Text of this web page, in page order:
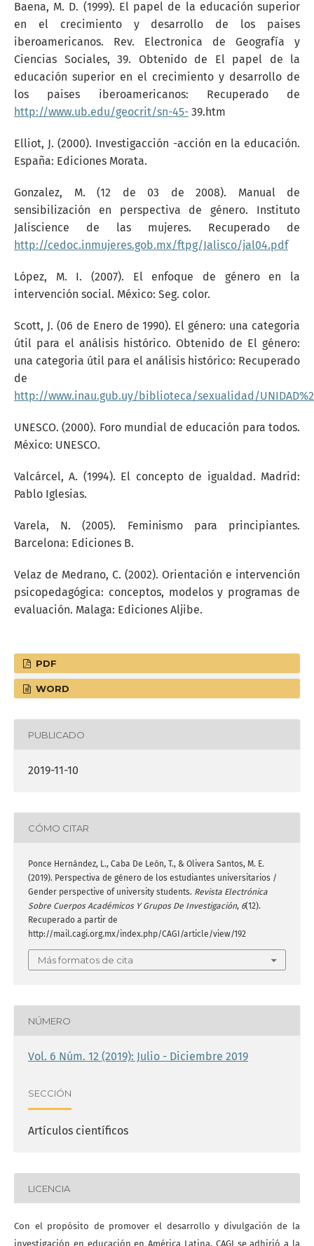
Baena, M. D. (1999). El papel de la educación superior
en el crecimiento y desarrollo de los paises
iberoamericanos. Rev. Electronica de Geografía y
Ciencias Sociales, 39. Obtenido de El papel de la
educación superior en el crecimiento y desarrollo de
los paises iberoamericanos: Recuperado de
http://www.ub.edu/geocrit/sn-45- 39.htm
Elliot, J. (2000). Investigacción -acción en la educación.
España: Ediciones Morata.
Gonzalez, M. (12 de 03 de 2008). Manual de
sensibilización en perspectiva de género. Instituto
Jaliscience de las mujeres. Recuperado de
http://cedoc.inmujeres.gob.mx/ftpg/Jalisco/jal04.pdf
López, M. I. (2007). El enfoque de género en la
intervención social. México: Seg. color.
Scott, J. (06 de Enero de 1990). El género: una categoria
útil para el análisis histórico. Obtenido de El género:
una categoria útil para el análisis histórico: Recuperado
de
http://www.inau.gub.uy/biblioteca/sexualidad/
UNESCO. (2000). Foro mundial de educación para todos.
México: UNESCO.
Valcárcel, A. (1994). El concepto de igualdad. Madrid:
Pablo Iglesias.
Varela, N. (2005). Feminismo para principiantes.
Barcelona: Ediciones B.
Velaz de Medrano, C. (2002). Orientación e intervención
psicopedagógica: conceptos, modelos y programas de
evaluación. Malaga: Ediciones Aljibe.
PDF
WORD
PUBLICADO
2019-11-10
CÓMO CITAR
Ponce Hernández, L., Caba De León, T., & Olivera Santos, M. E.
(2019). Perspectiva de género de los estudiantes universitarios /
Gender perspective of university students. Revista Electrónica
Sobre Cuerpos Académicos Y Grupos De Investigación, 6(12).
Recuperado a partir de
http://mail.cagi.org.mx/index.php/CAGI/article/view/192
Más formatos de cita
NÚMERO
Vol. 6 Núm. 12 (2019): Julio - Diciembre 2019
SECCIÓN
Artículos científicos
LICENCIA
Con el propósito de promover el desarrollo y divulgación de la
investigación en educación en América Latina, CAGI se adhirió a la